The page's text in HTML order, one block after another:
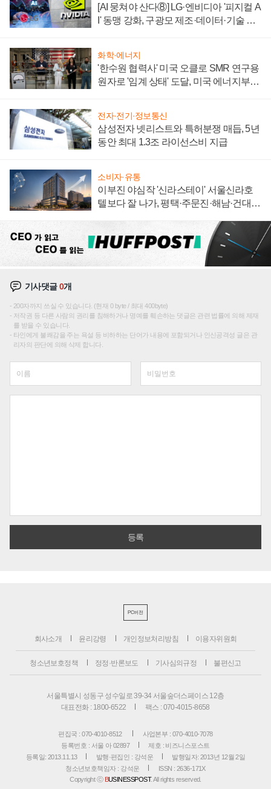
[AI 뭉쳐야 산다⑧] LG·엔비디아 '피지컬 A
I' 동맹 강화, 구광모 제조·데이터·기술 결
화학·에너지
'한수원 협력사' 미국 오클로 SMR 연구용
원자로 '임계 상태' 도달, 미국 에너지부
전자·전기·정보통신
삼성전자 넷리스트와 특허분쟁 매듭, 5년
동안 최대 1.3조 라이선스비 지급
소비자·유통
이부진 야심작 '신라스테이' 서울신라호
텔보다 잘 나가, 평택·주문진·해남·건대로
기사댓글0개
200자까지 쓰실 수 있습니다. (현재 0 byte / 최대 400byte)
저작권 등 다른 사람의 권리를 침해하거나 명예를 훼손하는 댓글은 관련 법률에 의해 제재
를 받을 수 있습니다.
타인에게 불쾌감을 주는 욕설 등 비하하는 단어가 내용에 포함되거나 인신공격성 글은 관
리자의 판단에 의해 삭제 합니다.
PC버전
회사소개 윤리강령 개인정보처리방침 이용자위원회
청소년보호정책 정정·반론보도 기사심의규정 불편신고
서울특별시 성동구 성수일로 39-34 서울숲더스페이스 12층
대표전화 : 1800-6522
팩스 : 070-4015-8658
편집국 : 070-4010-8512
사업본부 : 070-4010-7078
등록번호 : 서울 아 02897
제호 : 비즈니스포스트
등록일: 2013.11.13
발행·편집인 : 강석운
발행일자: 2013년 12월 2일
청소년보호책임자 : 강석운
ISSN : 2636-171X
Copyright ⓒ BUSINESSPOST. All rights reserved.